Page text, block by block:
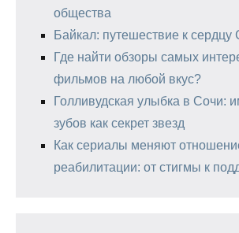
общества
Байкал: путешествие к сердцу
Где найти обзоры самых
фильмов на любой вкус?
Голливудская улыбка в Сочи:
зубов как секрет звезд
Как сериалы меняют
реабилитации: от стигмы к